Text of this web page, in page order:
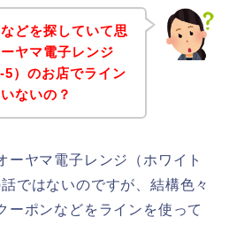
どを探していて思
ヤマ電子レンジ
5）のお店でライン
ないの？
ーヤマ電子レンジ（ホワイト
ではないのですが、結構色々
ーポンなどをラインを使って